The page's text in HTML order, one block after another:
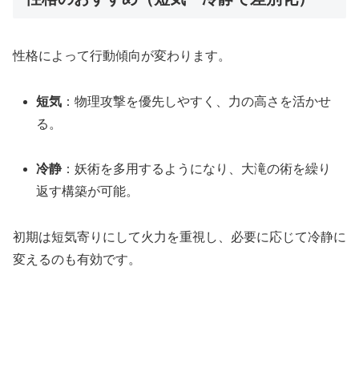
性格によって行動傾向が変わります。
短気 ：物理攻撃を優先しやすく、力の高さを活かせ
る。
冷静：妖術を多用するようになり、大滝の術を繰り
返す構築が可能。
初期は短気寄りにして火力を重視し、必要に応じて冷静に
変えるのも有効です。